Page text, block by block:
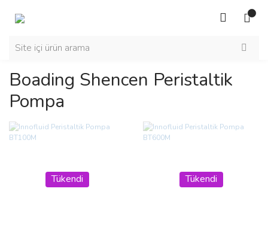
Boading Shencen Peristaltik
Pompa
Tükendi Tükendi